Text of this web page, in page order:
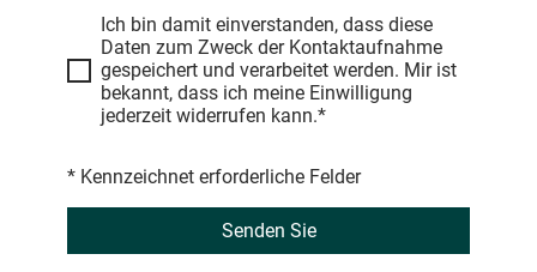
Ich bin damit einverstanden, dass diese
Daten zum Zweck der Kontaktaufnahme
gespeichert und verarbeitet werden. Mir ist
bekannt, dass ich meine Einwilligung
jederzeit widerrufen kann.*
* Kennzeichnet erforderliche Felder
Senden Sie